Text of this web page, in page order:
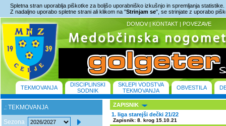
Spletna stran uporablja piškotke za boljšo uporabniško izkušnjo in spremljanja statistike.
Z nadaljno uporabo spletne strani ali klikom na "Strinjam se", se strinjate z uporabo
DOMOV | KONTAKT | POVEZAVE
TEKMOVANJA
DISCIPLINSKI
SODNIK
SKLEPI VODSTVA
TEKMOVANJA
OBVESTILA
.: TEKMOVANJA
Sezona
ZAPISNIK
1. liga starejši dečki 21/22
Zapisnik: 8. krog 15.10.21